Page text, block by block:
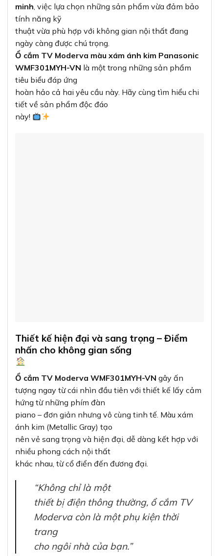
minh, việc lựa chọn những sản phẩm vừa đảm bảo
tính năng kỹ
thuật vừa phù hợp với không gian nội thất đang
ngày càng được chú trọng.
Ổ cắm TV Moderva màu xám ánh kim Panasonic
WMF301MYH-VN là một trong những sản phẩm
tiêu biểu đáp ứng
hoàn hảo cả hai yêu cầu này. Hãy cùng tìm hiểu chi
tiết về sản phẩm độc đáo
này!
thiết bị điện thông thường, ổ cắm TV
Moderva còn là một phụ kiện thời
cho ngôi nhà của bạn.”
Đặc biệt, sản phẩm có bề mặt tiếp xúc lớn không
khung viền, tối ưu
hóa không gian hoạt động và mang đến trải nghiệm
sử dụng mượt mà. Bề mặt bóng
loáng càng làm tăng thêm vẻ đẹp sang trọng cho
sản phẩm, phù hợp với những
không gian yêu cầu tính thẩm mỹ cao như khách
sạn, resort hay những căn hộ
cao cấp.
Chất lượng vượt trội – Đánh dấu thương
hiệu Panasonic